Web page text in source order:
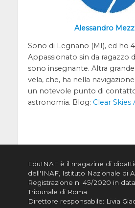
Alessandro
Sono di Legnano (MI), ed ho
Appassionato sin da ragazzo
sono insegnante. Altra
vela, che, ha nella
un notevole punto di
astronomia. Blog: Clear
EduINAF è il magazine di
dell'INAF, Istituto Nazionale di
Registrazione n. 45/2020 in
Tribunale di Roma
Direttore responsabile: Livia